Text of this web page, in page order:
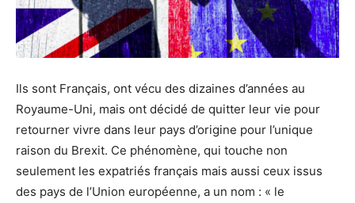
Ils sont Français, ont vécu des dizaines d’années au
Royaume-Uni, mais ont décidé de quitter leur vie pour
retourner vivre dans leur pays d’origine pour l’unique
raison du Brexit. Ce phénomène, qui touche non
seulement les expatriés français mais aussi ceux issus
des pays de l’Union européenne, a un nom : « le